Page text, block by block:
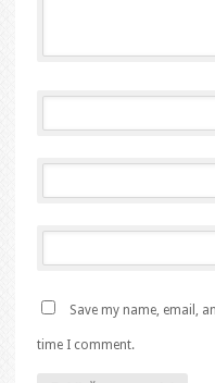
Save my name, email,
time I comment.